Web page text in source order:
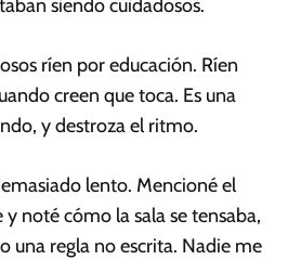
siendo cuidadosos.
ríen por educación. Ríen
creen que toca. Es una
y destroza el ritmo.
lento. Mencioné el
noté cómo la sala se tensaba,
una regla no escrita. Nadie me